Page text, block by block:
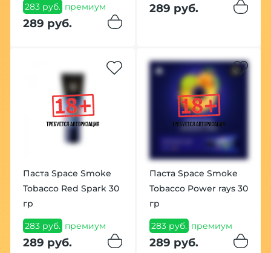
283 руб. премиум
289 руб.
289 руб.
Паста Space Smoke
Tobacco Red Spark 30
гр
283 руб. премиум
289 руб.
Паста Space Smoke
Tobacco Power rays 30
гр
283 руб. премиум
289 руб.